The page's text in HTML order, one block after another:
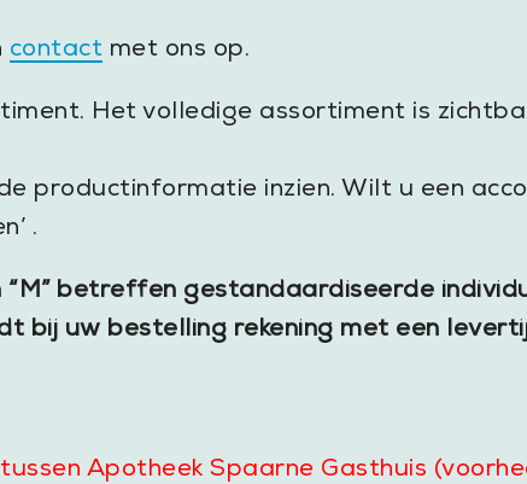
contact met ons op.
Het volledige assortiment is
productinformatie inzien. Wilt u een
.
betreffen gestandaardiseerde
bij uw bestelling rekening met een
Apotheek Spaarne Gasthuis